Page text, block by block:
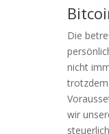
Die
nicht
wir